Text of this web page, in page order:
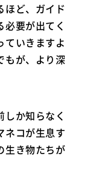
ほど、ガイド
要が出てく
ていきますよ
もが、より深
か知らなく
ネコが生息す
生き物たちが